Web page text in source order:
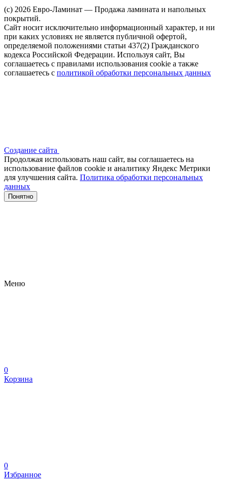
(c) 2026 Евро-Ламинат — Продажа ламината и напольных
покрытий.
Сайт носит исключительно информационный характер, и ни
при каких условиях не является публичной офертой,
определяемой положениями статьи 437(2) Гражданского
кодекса Российской Федерации. Используя сайт, Вы
соглашаетесь с правилами использования cookie а также
соглашаетесь с политикой обработки персональных данных
Создание сайта
Продолжая использовать наш сайт, вы соглашаетесь на
использование файлов сооkіе и аналитику Яндекс Метрики
для улучшения сайта. Политика обработки персональных
данных
Понятно
Меню
0
Корзина
0
Избранное